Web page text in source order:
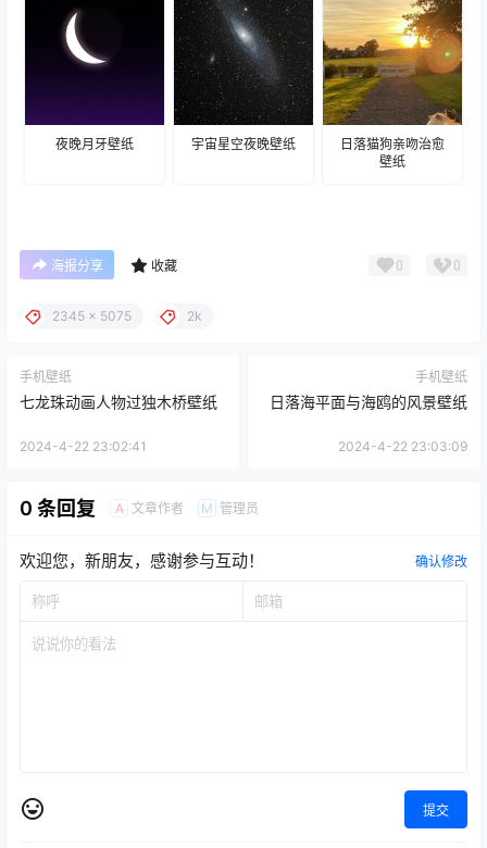
夜晚月牙壁纸 宇宙星空夜晚壁纸
日落猫狗亲吻治愈
壁纸
海报分享 收藏 0 0
2345 x 5075 2k
手机壁纸
七龙珠动画人物过独木桥壁纸
2024-4-22 23:02:41
手机壁纸
日落海平面与海鸥的风景壁纸
2024-4-22 23:03:09
0 条回复 A 文章作者 M 管理员
欢迎您，新朋友，感谢参与互动！ 确认修改
提交